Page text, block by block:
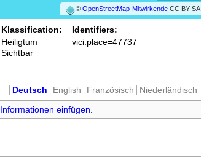
©OpenStreetMap-Mitwirkende CC BY-SA
Klassification:
Heiligtum
Sichtbar
Identifiers:
vici:place=47737
Deutsch English Französisch
Niederländisch
Informationen einfügen.